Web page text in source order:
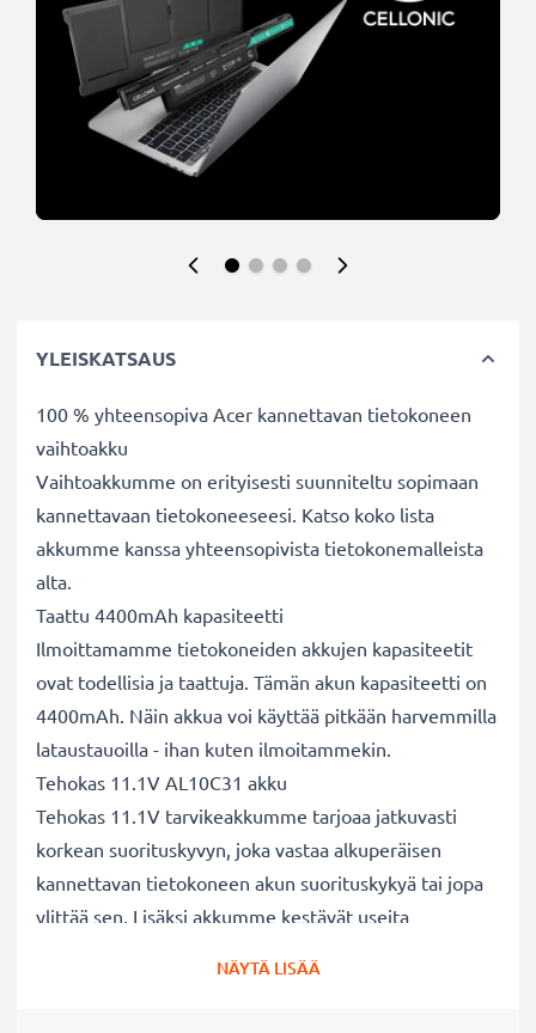
YLEISKATSAUS
100 % yhteensopiva Acer kannettavan tietokoneen
vaihtoakku
Vaihtoakkumme on erityisesti suunniteltu sopimaan
kannettavaan tietokoneeseesi. Katso koko lista
akkumme kanssa yhteensopivista tietokonemalleista
alta.
Taattu 4400mAh kapasiteetti
Ilmoittamamme tietokoneiden akkujen kapasiteetit
ovat todellisia ja taattuja. Tämän akun kapasiteetti on
4400mAh. Näin akkua voi käyttää pitkään harvemmilla
lataustauoilla - ihan kuten ilmoitammekin.
Tehokas 11.1V AL10C31 akku
Tehokas 11.1V tarvikeakkumme tarjoaa jatkuvasti
korkean suorituskyvyn, joka vastaa alkuperäisen
kannettavan tietokoneen akun suorituskykyä tai jopa
ylittää sen. Lisäksi akkumme kestävät useita
NÄYTÄ LISÄÄ